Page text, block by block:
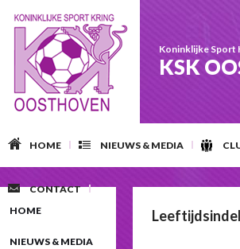
Koninklijke Sport
KSK
HOME NIEUWS & MEDIA
CONTACT
HOME
NIEUWS & MEDIA